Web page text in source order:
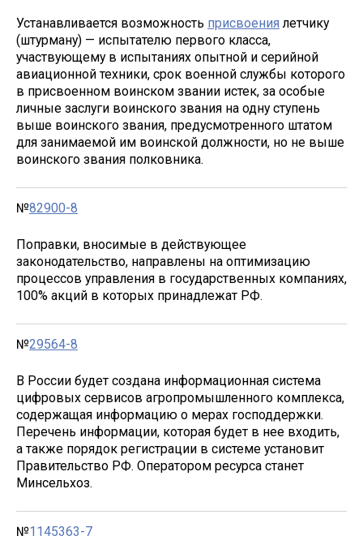
Устанавливается возможность присвоения летчику
(штурману) — испытателю первого класса,
участвующему в испытаниях опытной и серийной
авиационной техники, срок военной службы которого
в присвоенном воинском звании истек, за особые
личные заслуги воинского звания на одну ступень
выше воинского звания, предусмотренного штатом
для занимаемой им воинской должности, но не выше
воинского звания полковника.
№82900-8
Поправки, вносимые в действующее
законодательство, направлены на оптимизацию
процессов управления в государственных компаниях,
100% акций в которых принадлежат РФ.
№29564-8
В России будет создана информационная система
цифровых сервисов агропромышленного комплекса,
содержащая информацию о мерах господдержки.
Перечень информации, которая будет в нее входить,
а также порядок регистрации в системе установит
Правительство РФ. Оператором ресурса станет
Минсельхоз.
№1145363-7